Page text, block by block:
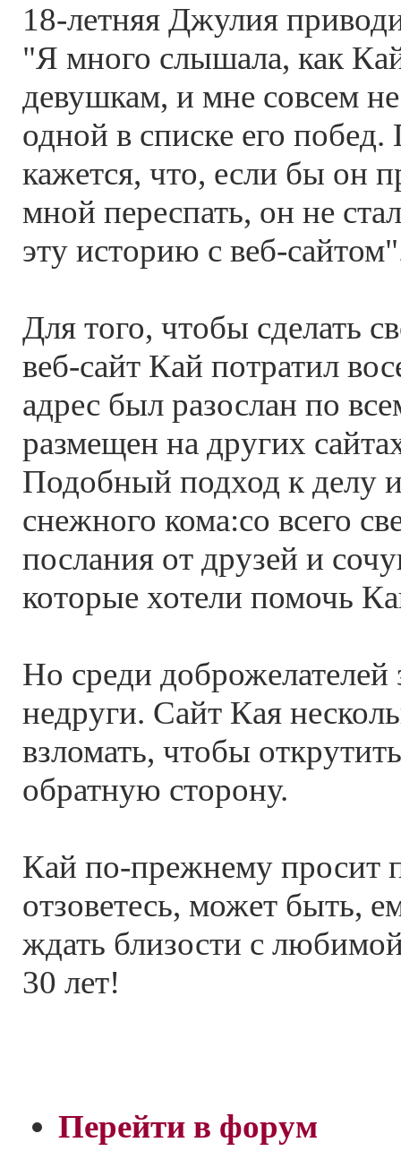
18-летняя Джулия
"Я много слышала, как
девушкам, и мне совсем
одной в списке его побед.
кажется, что, если бы он
мной переспать, он не
эту историю с веб-
Для того, чтобы сделать
веб-сайт Кай потратил
адрес был разослан по
размещен на других
Подобный подход к делу
снежного кома:со всего
послания от друзей и
которые хотели помочь
Но среди доброжелателей
недруги. Сайт Кая
взломать, чтобы
обратную сторону.
Кай по-прежнему просит
отзоветесь, может быть,
ждать близости с
30 лет!
Перейти в форум